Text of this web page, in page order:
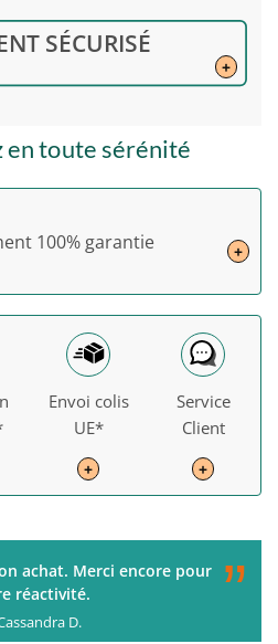
SÉCURISÉ
+
en toute sérénité
100% garantie +
Envoi colis
UE*
+
Service
Client
+
à la livraison. Je
!
Gérard H. ”